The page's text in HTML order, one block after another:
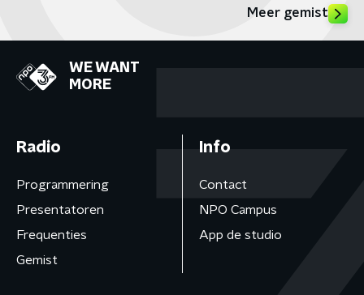
Meer gemist
WE WANT
MORE
Radio
Programmering
Presentatoren
Frequenties
Gemist
Info
Contact
NPO Campus
App de studio